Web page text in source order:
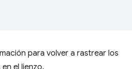
para volver a rastrear los